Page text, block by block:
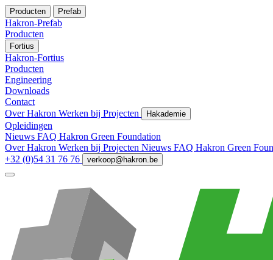
Producten Prefab
Hakron-Prefab
Producten
Fortius
Hakron-Fortius
Producten
Engineering
Downloads
Contact
Over Hakron Werken bij Projecten Hakademie
Opleidingen
Nieuws FAQ Hakron Green Foundation
Over Hakron Werken bij Projecten Nieuws FAQ Hakron Green
+32 (0)54 31 76 76
verkoop@hakron.be